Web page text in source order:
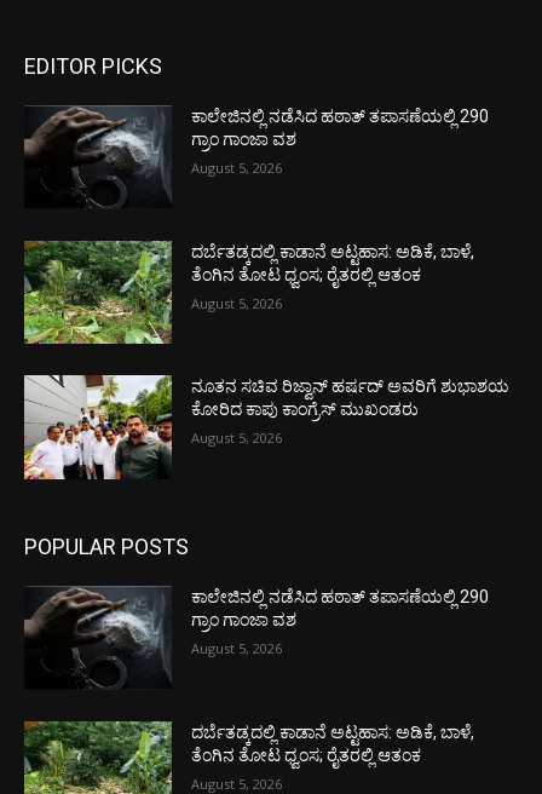
EDITOR PICKS
ಕಾಲೇಜಿನಲ್ಲಿ ನಡೆಸಿದ ಹಠಾತ್ ತಪಾಸಣೆಯಲ್ಲಿ 290
ಗ್ರಾಂ ಗಾಂಜಾ ವಶ
August 5, 2026
ದರ್ಬೆತಡ್ಕದಲ್ಲಿ ಕಾಡಾನೆ ಅಟ್ಟಹಾಸ: ಅಡಿಕೆ, ಬಾಳೆ,
ತೆಂಗಿನ ತೋಟ ಧ್ವಂಸ; ರೈತರಲ್ಲಿ ಆತಂಕ
August 5, 2026
ನೂತನ ಸಚಿವ ರಿಜ್ವಾನ್ ಹರ್ಷದ್ ಅವರಿಗೆ ಶುಭಾಶಯ
ಕೋರಿದ ಕಾಪು ಕಾಂಗ್ರೆಸ್ ಮುಖಂಡರು
August 5, 2026
POPULAR POSTS
ಕಾಲೇಜಿನಲ್ಲಿ ನಡೆಸಿದ ಹಠಾತ್ ತಪಾಸಣೆಯಲ್ಲಿ 290
ಗ್ರಾಂ ಗಾಂಜಾ ವಶ
August 5, 2026
ದರ್ಬೆತಡ್ಕದಲ್ಲಿ ಕಾಡಾನೆ ಅಟ್ಟಹಾಸ: ಅಡಿಕೆ, ಬಾಳೆ,
ತೆಂಗಿನ ತೋಟ ಧ್ವಂಸ; ರೈತರಲ್ಲಿ ಆತಂಕ
August 5, 2026